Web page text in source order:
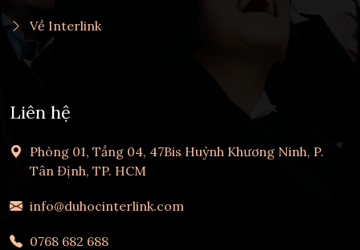
Về Interlink
Liên hệ
Phòng 01, Tầng 04, 47Bis Huỳnh Khương Ninh, P.
Tân Định, TP. HCM
info@duhocinterlink.com
0768 682 688